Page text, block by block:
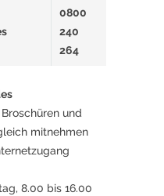
0800
240
264
und
mitnehmen
8.00 bis 16.00